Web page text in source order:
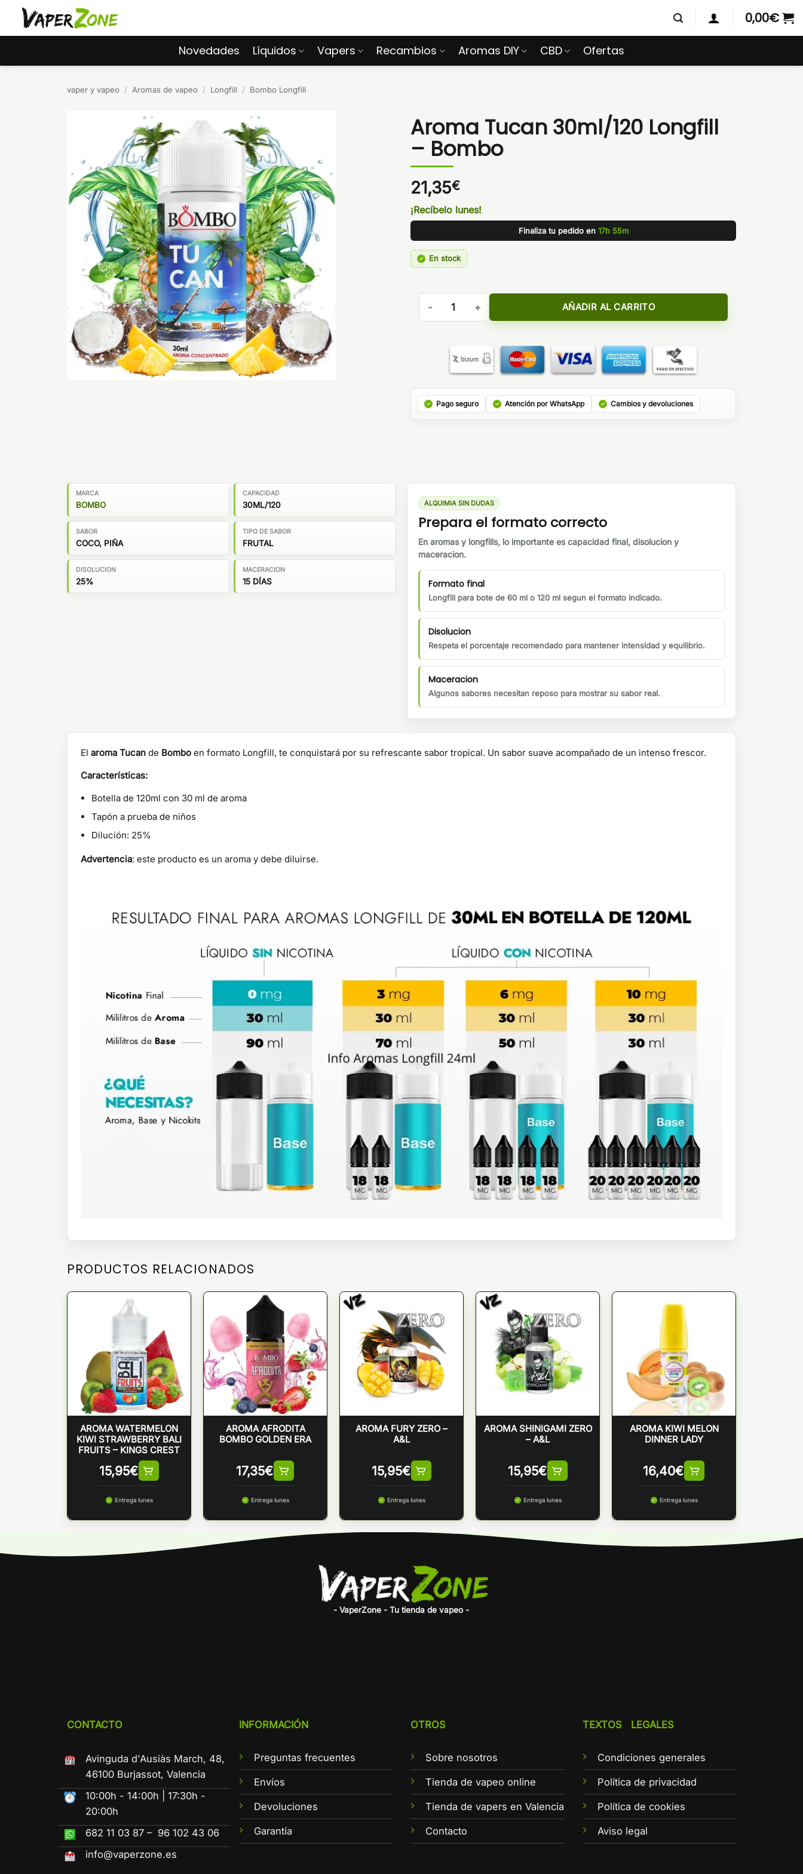
Saltar
contenido
0,00€
Novedades Líquidos Vapers Recambios Aromas DIY CBD Ofertas
vaper y vapeo / Aromas de vapeo / Longfill / Bombo Longfill
Aroma Tucan 30ml/120 Longfill
– Bombo
21,35€
¡Recíbelo lunes!
Finaliza tu pedido en 17h 55m
En stock
Aroma Tucan 30ml/120 Longfill - Bombo cantidad
AÑADIR AL CARRITO
Pago seguro Atención por WhatsApp Cambios y devoluciones
MARCA
BOMBO
CAPACIDAD
30ML/120
SABOR
COCO, PIÑA
TIPO DE SABOR
FRUTAL
DISOLUCION
25%
MACERACION
15 DÍAS
ALQUIMIA SIN DUDAS
Prepara el formato correcto
En aromas y longfills, lo importante es capacidad final, disolucion y
maceracion.
Formato final
Longfill para bote de 60 ml o 120 ml segun el formato indicado.
Disolucion
Respeta el porcentaje recomendado para mantener intensidad y equilibrio.
Maceracion
Algunos sabores necesitan reposo para mostrar su sabor real.
El aroma Tucan de Bombo en formato Longfill, te conquistará por su refrescante sabor tropical. Un sabor suave acompañado de un intenso frescor.
Características:
Botella de 120ml con 30 ml de aroma
Tapón a prueba de niños
Dilución: 25%
Advertencia: este producto es un aroma y debe diluirse.
PRODUCTOS RELACIONADOS
AROMA WATERMELON
KIWI STRAWBERRY BALI
FRUITS – KINGS CREST
15,95€
Entrega lunes
AROMA AFRODITA
BOMBO GOLDEN ERA
17,35€
Entrega lunes
AROMA FURY ZERO –
A&L
15,95€
Entrega lunes
AROMA SHINIGAMI ZERO
– A&L
15,95€
Entrega lunes
AROMA KIWI MELON
DINNER LADY
16,40€
Entrega lunes
- VaperZone - Tu tienda de vapeo -
CONTACTO
Avinguda d'Ausiàs March, 48,
46100 Burjassot, Valencia
10:00h - 14:00h | 17:30h -
20:00h
682 11 03 87 – 96 102 43 06
info@vaperzone.es
INFORMACIÓN
Preguntas frecuentes
Envíos
Devoluciones
Garantía
OTROS
Sobre nosotros
Tienda de vapeo online
Tienda de vapers en Valencia
Contacto
TEXTOS LEGALES
Condiciones generales
Política de privacidad
Política de cookies
Aviso legal